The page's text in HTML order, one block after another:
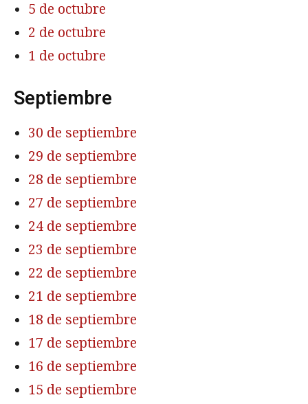
5 de octubre
2 de octubre
1 de octubre
Septiembre
30 de septiembre
29 de septiembre
28 de septiembre
27 de septiembre
24 de septiembre
23 de septiembre
22 de septiembre
21 de septiembre
18 de septiembre
17 de septiembre
16 de septiembre
15 de septiembre